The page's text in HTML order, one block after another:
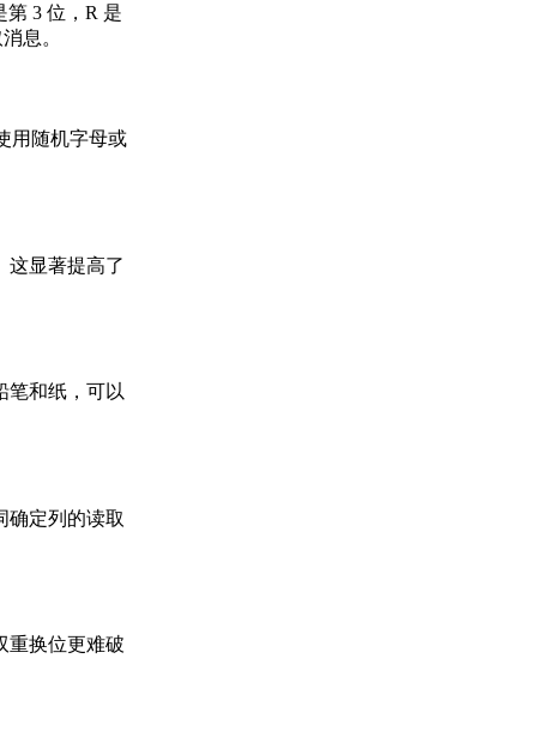
3 位，R 是
息。
用随机字母或
这显著提高了
笔和纸，可以
确定列的读取
重换位更难破